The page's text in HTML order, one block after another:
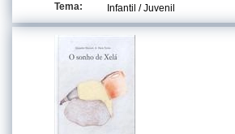
Tema:
Infantil / Juvenil